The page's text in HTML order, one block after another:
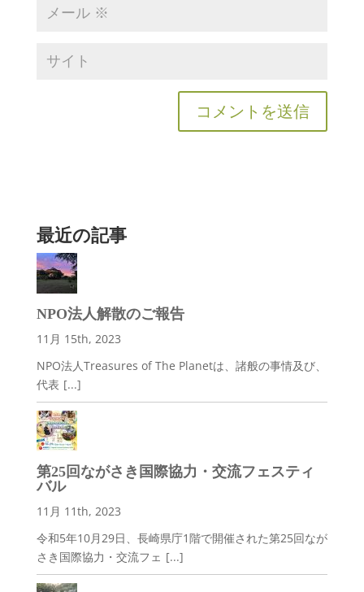
最近の記事
NPO法人解散のご報告
11月 15th, 2023
NPO法人Treasures of The Planetは、諸般の事情及び、
代表 [...]
第25回ながさき国際協力・交流フェスティ
バル
11月 11th, 2023
令和5年10月29日、長崎県庁1階で開催された第25回なが
さき国際協力・交流フェ [...]